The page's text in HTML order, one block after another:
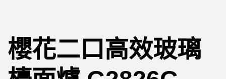
櫻花二口高效玻璃